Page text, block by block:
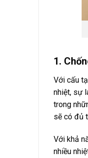
1.
Với cấu
nhiệt, sự
trong
sẽ có đủ
Với khả
nhiều